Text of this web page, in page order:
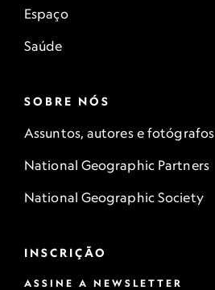
Espaço
Saúde
SOBRE NÓS
Assuntos, autores e fotógrafos
National Geographic Partners
National Geographic Society
INSCRIÇÃO
ASSINE A NEWSLETTER